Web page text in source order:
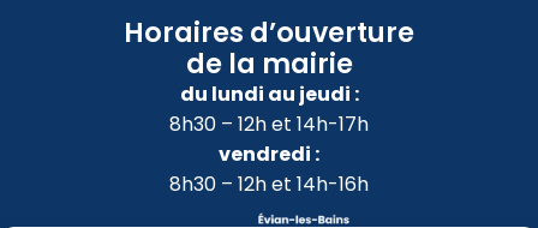
Horaires d’ouverture
de la mairie
du lundi au jeudi :
8h30 – 12h et 14h-17h
vendredi :
8h30 – 12h et 14h-16h